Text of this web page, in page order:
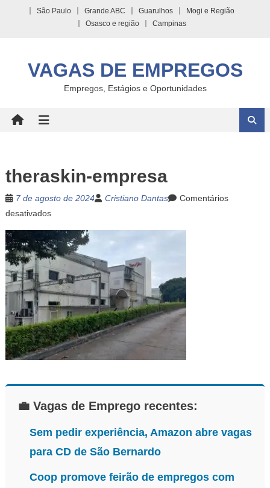
São Paulo Grande ABC Guarulhos
Mogi e Região
Osasco e região
Campinas
VAGAS DE EMPREGOS
Empregos, Estágios e Oportunidades
theraskin-empresa
7 de agosto de 2024 Cristiano Dantas
Comentários
desativadosem
empresa
💼 Vagas de Emprego recentes:
Sem pedir experiência, Amazon abre vagas
para CD de São Bernardo
Coop promove feirão de empregos com